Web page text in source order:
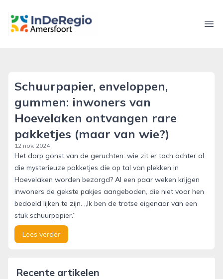
inderegioamersfoort.nl
Schuurpapier, enveloppen,
gummen: inwoners van
Hoevelaken ontvangen rare
pakketjes (maar van wie?)
12 nov. 2024
Het dorp gonst van de geruchten: wie zit er toch achter al
die mysterieuze pakketjes die op tal van plekken in
Hoevelaken worden bezorgd? Al een paar weken krijgen
inwoners de gekste pakjes aangeboden, die niet voor hen
bedoeld lijken te zijn. ,,Ik ben de trotse eigenaar van een
stuk schuurpapier.’’
Lees verder
Recente artikelen